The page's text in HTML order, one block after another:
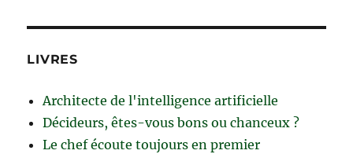
LIVRES
Architecte de l'intelligence artificielle
Décideurs, êtes-vous bons ou chanceux ?
Le chef écoute toujours en premier